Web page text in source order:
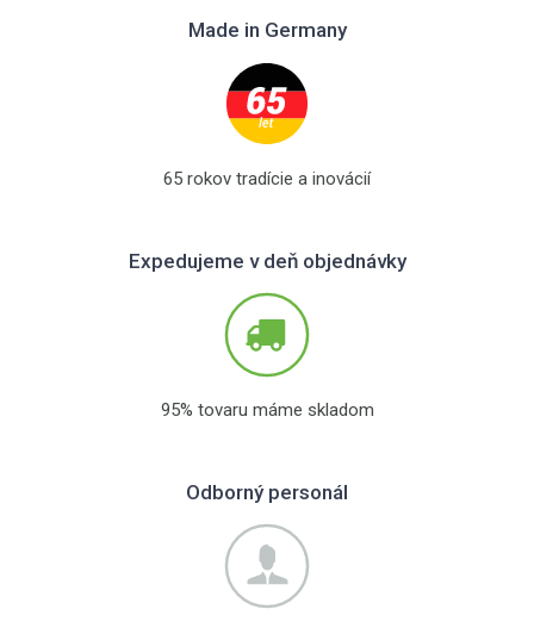
Made in Germany
65 rokov tradície a inovácií
Expedujeme v deň objednávky
95% tovaru máme skladom
Odborný personál